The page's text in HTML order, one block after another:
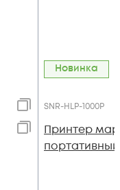
Новинка
SNR-HLP-1000P
Принтер
портативный